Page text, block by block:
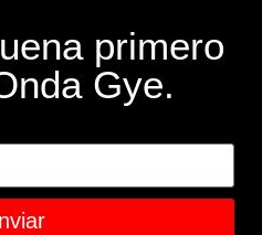
primero
Gye.